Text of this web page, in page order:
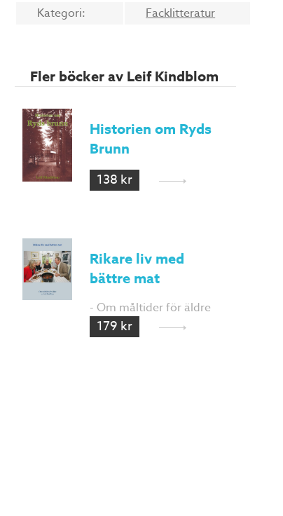
Kategori:
Facklitteratur
Fler böcker av Leif Kindblom
Historien om Ryds
Brunn
138 kr
Rikare liv med
bättre mat
- Om måltider för äldre
179 kr